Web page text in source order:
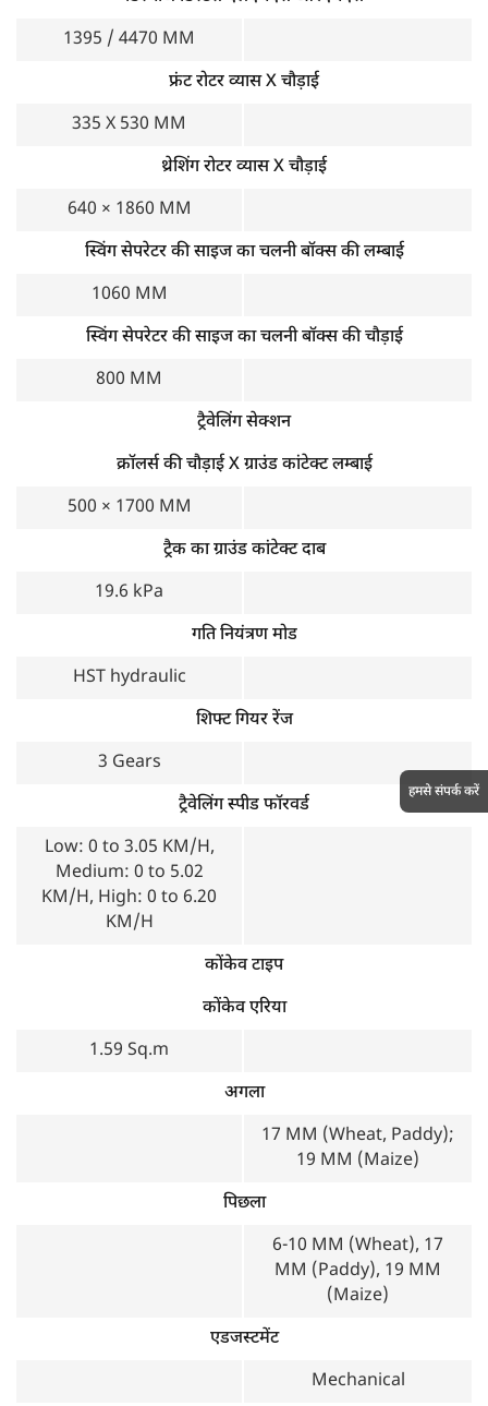
1395 / 4470 MM
फ्रंट रोटर व्यास X चौड़ाई
335 X 530 MM
थ्रेशिंग रोटर व्यास X चौड़ाई
640 × 1860 MM
स्विंग सेपरेटर की साइज का चलनी बॉक्स की लम्बाई
1060 MM
स्विंग सेपरेटर की साइज का चलनी बॉक्स की चौड़ाई
800 MM
ट्रैवेलिंग सेक्शन
क्रॉलर्स की चौड़ाई X ग्राउंड कांटेक्ट लम्बाई
500 × 1700 MM
ट्रैक का ग्राउंड कांटेक्ट दाब
19.6 kPa
गति नियंत्रण मोड
HST hydraulic
शिफ्ट गियर रेंज
3 Gears
ट्रैवेलिंग स्पीड फॉरवर्ड
Low: 0 to 3.05 KM/H,
Medium: 0 to 5.02
KM/H, High: 0 to 6.20
KM/H
कोंकेव टाइप
कोंकेव एरिया
1.59 Sq.m
अगला
17 MM (Wheat, Paddy);
19 MM (Maize)
पिछला
6-10 MM (Wheat), 17
MM (Paddy), 19 MM
(Maize)
एडजस्टमेंट
Mechanical
हमसे संपर्क करें